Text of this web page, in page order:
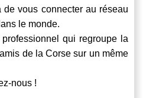
de vous connecter au réseau
le monde.
qui regroupe la
de la Corse sur un même
nous !